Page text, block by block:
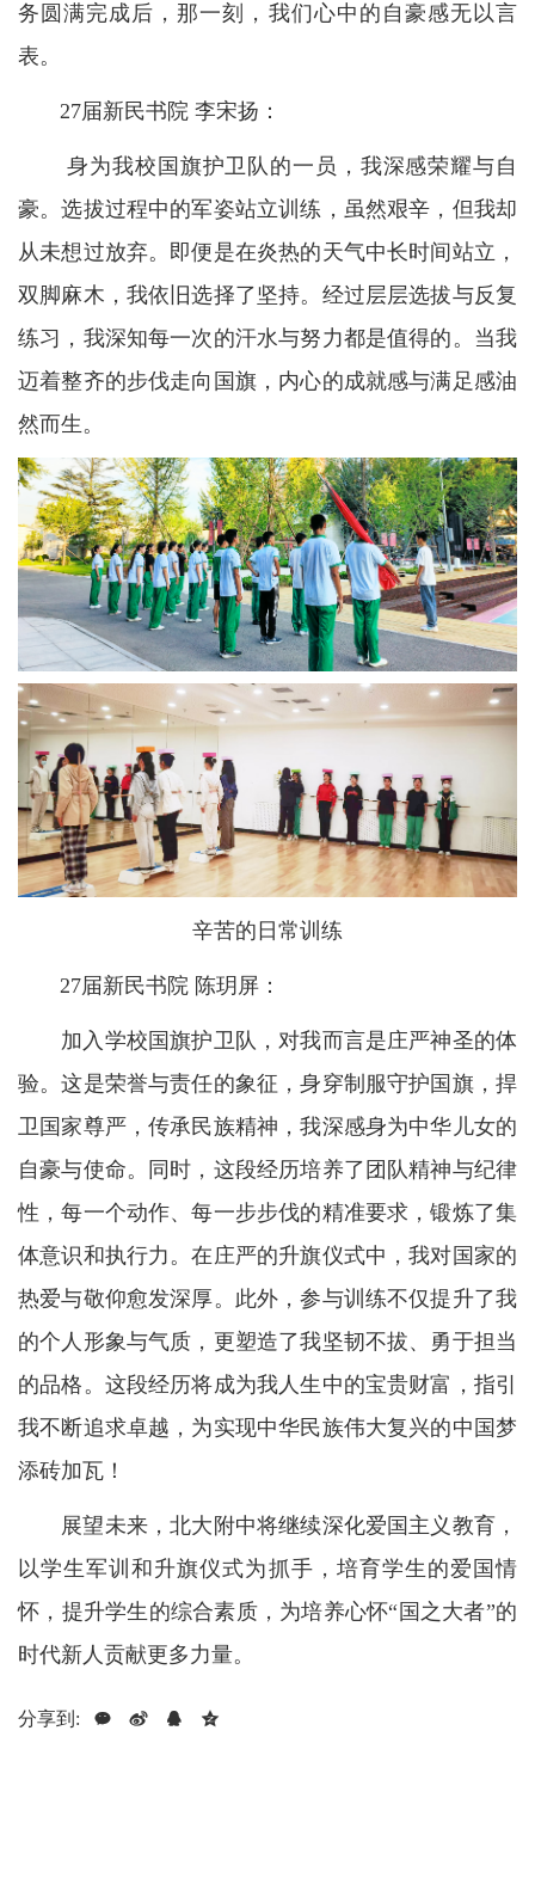
务圆满完成后，那一刻，我们心中的自豪感无以言
表。
27届新民书院 李宋扬：
身为我校国旗护卫队的一员，我深感荣耀与自
豪。选拔过程中的军姿站立训练，虽然艰辛，但我却
从未想过放弃。即便是在炎热的天气中长时间站立，
双脚麻木，我依旧选择了坚持。经过层层选拔与反复
练习，我深知每一次的汗水与努力都是值得的。当我
迈着整齐的步伐走向国旗，内心的成就感与满足感油
然而生。
辛苦的日常训练
27届新民书院 陈玥屏：
加入学校国旗护卫队，对我而言是庄严神圣的体
验。这是荣誉与责任的象征，身穿制服守护国旗，捍
卫国家尊严，传承民族精神，我深感身为中华儿女的
自豪与使命。同时，这段经历培养了团队精神与纪律
性，每一个动作、每一步步伐的精准要求，锻炼了集
体意识和执行力。在庄严的升旗仪式中，我对国家的
热爱与敬仰愈发深厚。此外，参与训练不仅提升了我
的个人形象与气质，更塑造了我坚韧不拔、勇于担当
的品格。这段经历将成为我人生中的宝贵财富，指引
我不断追求卓越，为实现中华民族伟大复兴的中国梦
添砖加瓦！
展望未来，北大附中将继续深化爱国主义教育，
以学生军训和升旗仪式为抓手，培育学生的爱国情
怀，提升学生的综合素质，为培养心怀“国之大者”的
时代新人贡献更多力量。
分享到: